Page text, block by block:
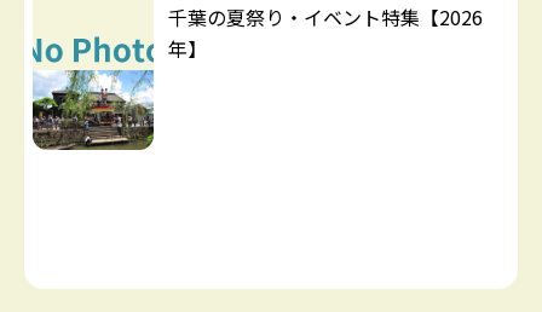
千葉の夏祭り・イベント特集【2026
年】